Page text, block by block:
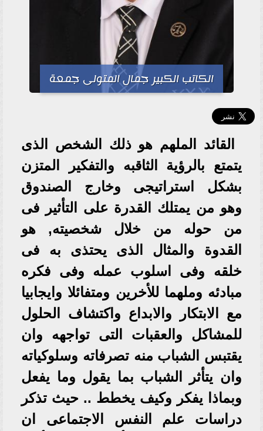
الكاتب الكبير جمال المتولى جمعة
القائد الملهم هو ذلك الشخص الذى
يتمتع بالرؤية الثاقبه والتفكير المتزن
بشكل استراتيجى وخارج الصندوق
وهو من يمتلك القدرة على التأثير فى
من حوله من خلال شخصيته, هو
القدوة والمثال الذى يحتذى به فى
خلقه وفى اسلوب عمله وفى فكره
مبادئه وملهما للأخرين ومتفائلا وايجابيا
مع الابتكار والابداع واكتشاف الحلول
للمشاكل والعقبات التى تواجهه وان
يقتبس الشباب منه تصرفاته وسلوكياته
وان يتأثر الشباب بما يقول وما يفعل
وبماذا يفكر وكيف يخطط .. حيث تذكر
دراسات علم النفس الاجتماعى ان